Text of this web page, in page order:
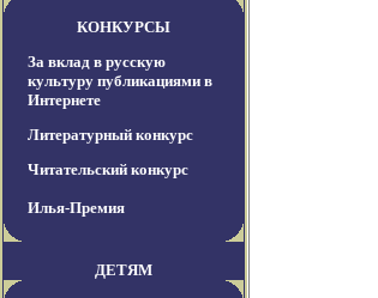
КОНКУРСЫ
За вклад в русскую
культуру публикациями в
Интернете
Литературный конкурс
Читательский конкурс
Илья-Премия
ДЕТЯМ